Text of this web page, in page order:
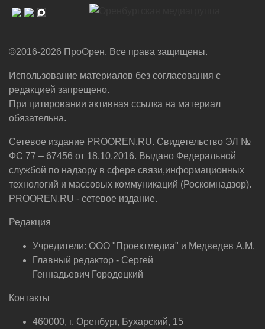
©2016-2026 ПроОрен. Все права защищены.
Использование материалов без согласования с
редакцией запрещено.
При цитировании активная ссылка на материал
обязательна.
Сетевое издание PROOREN.RU. Свидетельство ЭЛ №
ФС 77 – 67456 от 18.10.2016. Выдано Федеральной
службой по надзору в сфере связи,информационных
технологий и массовых коммуникаций (Роскомнадзор).
PROOREN.RU - сетевое издание.
Редакция
Учредители: ООО "Проектмедиа" и Медведев А.М.
Главный редактор - Сергей
Геннадьевич Городецкий
Контакты
460000, г. Оренбург, Бухарский, 15